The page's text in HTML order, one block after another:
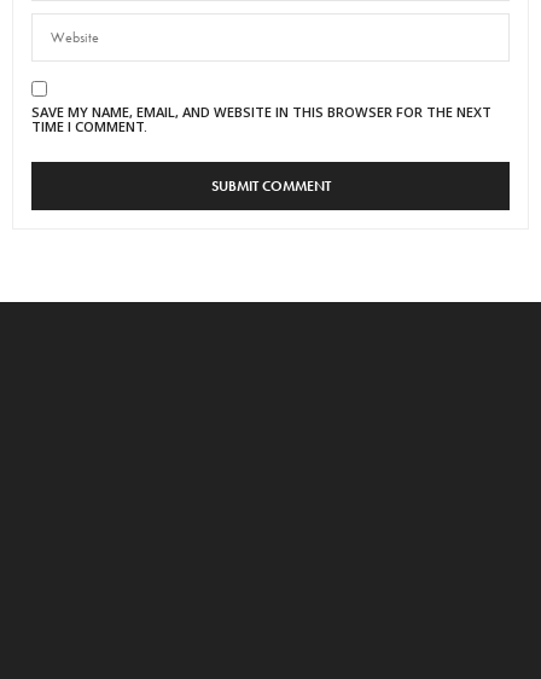
SAVE MY NAME, EMAIL, AND WEBSITE IN THIS BROWSER FOR THE NEXT
TIME I COMMENT.